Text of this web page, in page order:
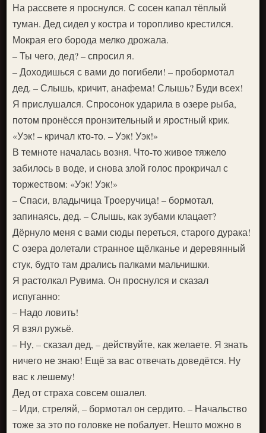
На рассвете я проснулся. С сосен капал тёплый
туман. Дед сидел у костра и торопливо крестился.
Мокрая его борода мелко дрожала.
– Ты чего, дед? – спросил я.
– Доходишься с вами до погибели! – пробормотал
дед. – Слышь, кричит, анафема! Слышь? Буди всех!
Я прислушался. Спросонок ударила в озере рыба,
потом пронёсся пронзительный и яростный крик.
«Уэк! – кричал кто-то. – Уэк! Уэк!»
В темноте началась возня. Что-то живое тяжело
забилось в воде, и снова злой голос прокричал с
торжеством: «Уэк! Уэк!»
– Спаси, владычица Троеручица! – бормотал,
запинаясь, дед. – Слышь, как зубами клацает?
Дёрнуло меня с вами сюды переться, старого дурака!
С озера долетали странное щёлканье и деревянный
стук, будто там дрались палками мальчишки.
Я растолкал Рувима. Он проснулся и сказал
испуганно:
– Надо ловить!
Я взял ружьё.
– Ну, – сказал дед, – действуйте, как желаете. Я знать
ничего не знаю! Ещё за вас отвечать доведётся. Ну
вас к лешему!
Дед от страха совсем ошалел.
– Иди, стреляй, – бормотал он сердито. – Начальство
тоже за это по головке не побалует. Нешто можно в